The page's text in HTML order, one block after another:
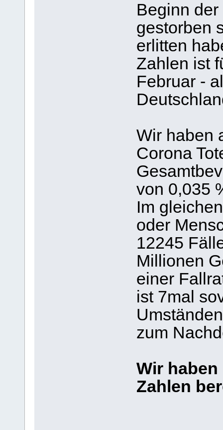
Beginn
gestorben
erlitten
Zahlen ist
Februar -
Wir haben
Corona
von 0,035
Im
oder
12245
Millionen
einer
ist 7mal
zum
Wir
Zahlen